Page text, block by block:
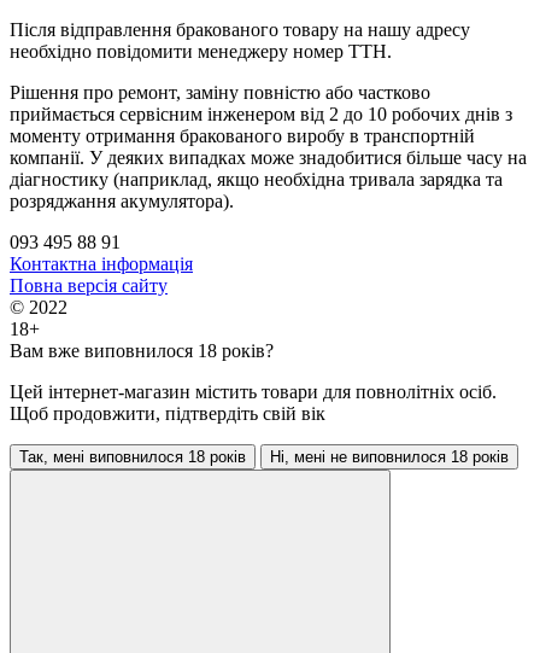
Після відправлення бракованого товару на нашу адресу
необхідно повідомити менеджеру номер ТТН.
Рішення про ремонт, заміну повністю або частково
приймається сервісним інженером від 2 до 10 робочих днів з
моменту отримання бракованого виробу в транспортній
компанії. У деяких випадках може знадобитися більше часу на
діагностику (наприклад, якщо необхідна тривала зарядка та
розряджання акумулятора).
093 495 88 91
Контактна інформація
Повна версія сайту
© 2022
18+
Вам вже виповнилося 18 років?
Цей інтернет-магазин містить товари для повнолітніх осіб.
Щоб продовжити, підтвердіть свій вік
Так, мені виповнилося 18 років Ні, мені не виповнилося 18 років